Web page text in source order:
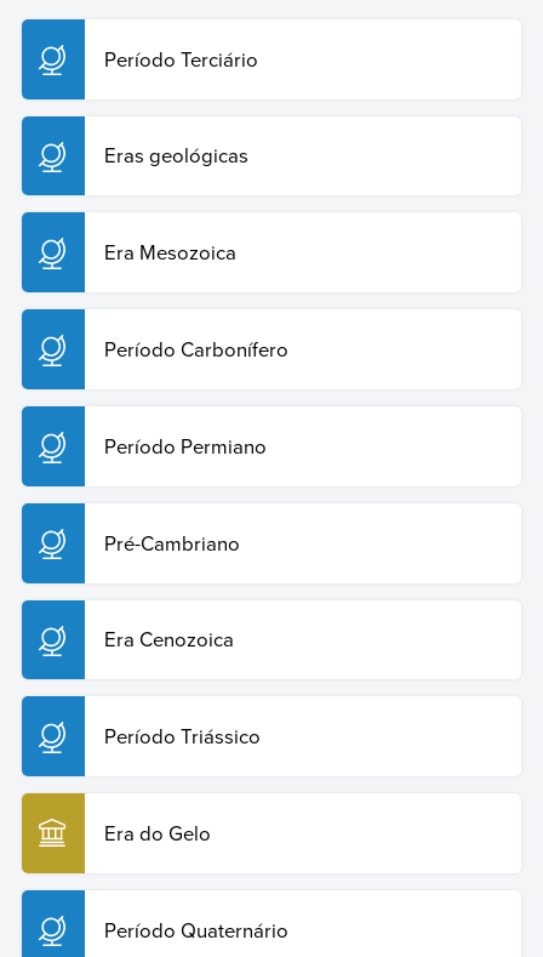
Período Terciário
Eras geológicas
Era Mesozoica
Período Carbonífero
Período Permiano
Pré-Cambriano
Era Cenozoica
Período Triássico
Era do Gelo
Período Quaternário